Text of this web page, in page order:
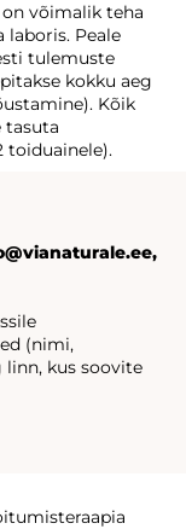
võimalik teha
laboris. Peale
tulemuste
kokku aeg
Kõik
tasuta
toiduainele).
(nimi,
linn, kus soovite